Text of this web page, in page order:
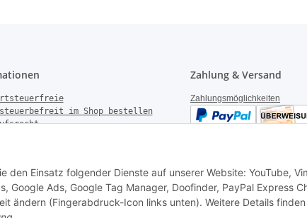
den Einsatz folgender Dienste auf unserer Website: YouTube,
Google Ads, Google Tag Manager, Doofinder, PayPal Express
ändern (Fingerabdruck-Icon links unten). Weitere Details
im Shop bestellen
Garantie
Zahlung & Versand
Zahlungsmöglichkeiten